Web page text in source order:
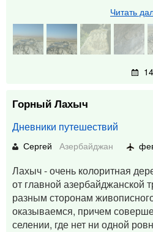
Читать
Горный Лахыч
Дневники путешествий
Сергей Азербайджан
Лахыч - очень колоритная
от главной азербайджанской
разным сторонам
оказываемся, причем
селении, где нет ни одной